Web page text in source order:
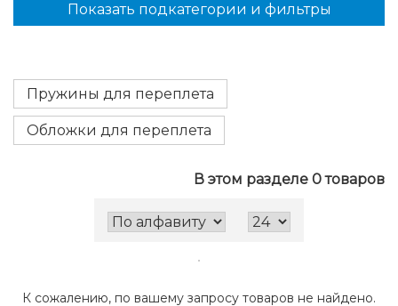
Пружины для переплета
Обложки для переплета
В этом разделе 0 товаров
К сожалению, по вашему запросу товаров не найдено.
Показать подкатегории и фильтры